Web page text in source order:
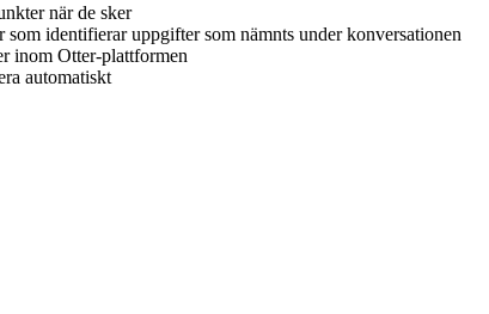
när de sker
identifierar uppgifter som nämnts under konversationen
inom Otter-plattformen
automatiskt